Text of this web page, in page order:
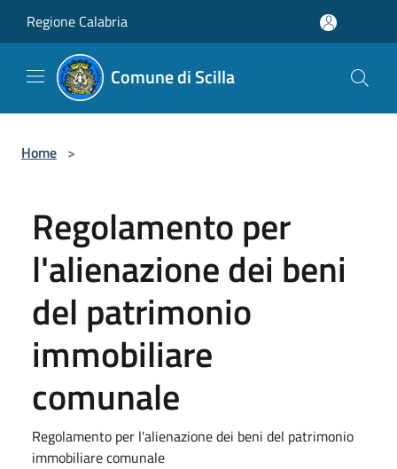
Regione Calabria
Comune di Scilla
Home >
Regolamento per
l'alienazione dei beni
del patrimonio
immobiliare
comunale
Regolamento per l'alienazione dei beni del patrimonio
immobiliare comunale